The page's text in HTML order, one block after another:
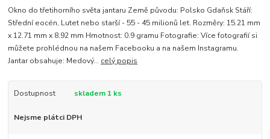
Okno do třetihorního světa jantaru Země původu: Polsko Gdaňsk Stáří:
Střední eocén, Lutet nebo starší - 55 - 45 milionů let. Rozměry: 15.21 mm
x 12.71 mm x 8.92 mm Hmotnost: 0.9 gramu Fotografie: Více fotografií si
můžete prohlédnou na našem Facebooku a na našem Instagramu.
Jantar obsahuje: Medový... celý popis
Dostupnost skladem 1 ks
Nejsme plátci DPH